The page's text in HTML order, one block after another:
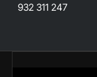
932 311 247